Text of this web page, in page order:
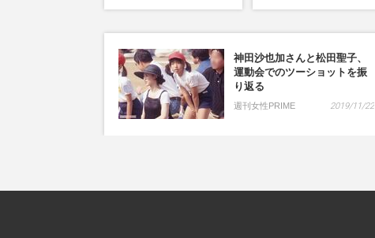
神田沙也加さんと松田聖子、
運動会でのツーショットを振
り返る
週刊女性PRIME 2019/11/22